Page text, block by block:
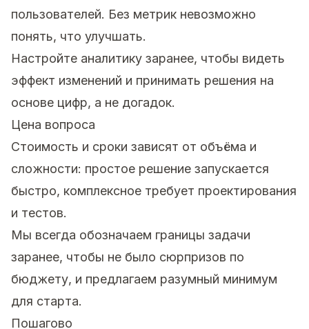
пользователей. Без метрик невозможно
понять, что улучшать.
Настройте аналитику заранее, чтобы видеть
эффект изменений и принимать решения на
основе цифр, а не догадок.
Цена вопроса
Стоимость и сроки зависят от объёма и
сложности: простое решение запускается
быстро, комплексное требует проектирования
и тестов.
Мы всегда обозначаем границы задачи
заранее, чтобы не было сюрпризов по
бюджету, и предлагаем разумный минимум
для старта.
Пошагово